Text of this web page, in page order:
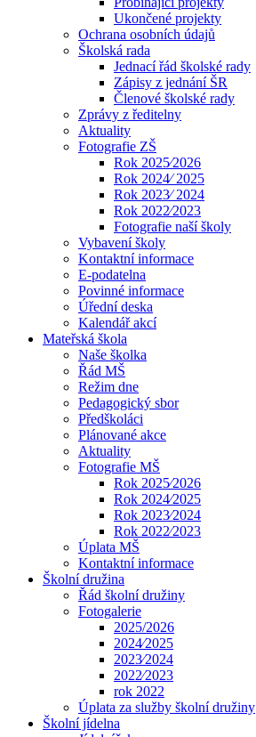
Ukončené projekty
Ochrana osobních údajů
Školská rada
Jednací řád školské rady
Zápisy z jednání ŠR
Členové školské rady
Zprávy z ředitelny
Aktuality
Fotografie ZŠ
Rok 2025⁄2026
Rok 2024⁄ 2025
Rok 2023⁄ 2024
Rok 2022⁄2023
Fotografie naší školy
Vybavení školy
Kontaktní informace
E-podatelna
Povinné informace
Úřední deska
Kalendář akcí
Mateřská škola
Naše školka
Řád MŠ
Režim dne
Pedagogický sbor
Předškoláci
Plánované akce
Aktuality
Fotografie MŠ
Rok 2025⁄2026
Rok 2024⁄2025
Rok 2023⁄2024
Rok 2022⁄2023
Úplata MŠ
Kontaktní informace
Školní družina
Řád školní družiny
Fotogalerie
2025/2026
2024⁄2025
2023⁄2024
2022⁄2023
rok 2022
Úplata za služby školní družiny
Školní jídelna